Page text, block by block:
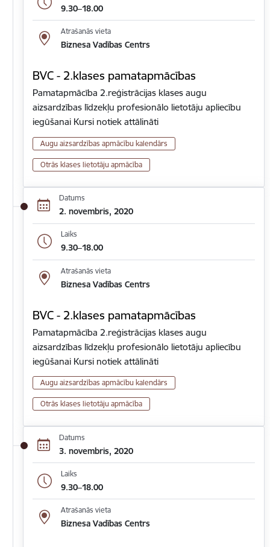
9.30–18.00
Atrašanās vieta
Biznesa Vadības Centrs
BVC - 2.klases pamatapmācības
Pamatapmācība 2.reģistrācijas klases augu
aizsardzības līdzekļu profesionālo lietotāju apliecību
iegūšanai Kursi notiek attālināti
Augu aizsardzības apmācību kalendārs
Otrās klases lietotāju apmācība
Datums
2. novembris, 2020
Laiks
9.30–18.00
Atrašanās vieta
Biznesa Vadības Centrs
BVC - 2.klases pamatapmācības
Pamatapmācība 2.reģistrācijas klases augu
aizsardzības līdzekļu profesionālo lietotāju apliecību
iegūšanai Kursi notiek attālināti
Augu aizsardzības apmācību kalendārs
Otrās klases lietotāju apmācība
Datums
3. novembris, 2020
Laiks
9.30–18.00
Atrašanās vieta
Biznesa Vadības Centrs